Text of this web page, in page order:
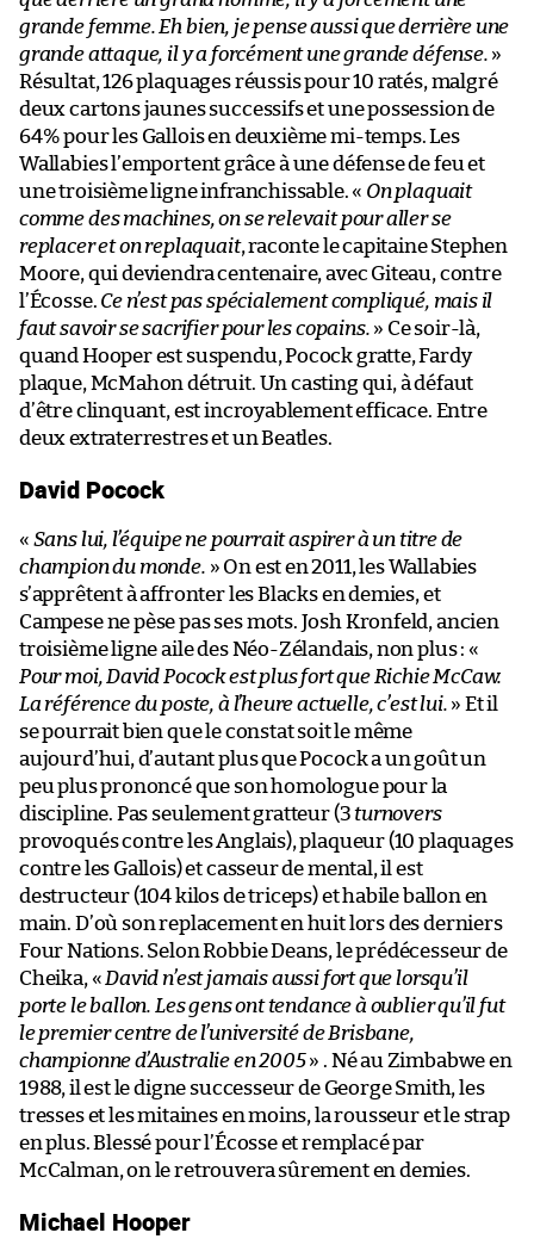
grande femme. Eh bien, je pense aussi que derrière une
grande attaque, il y a forcément une grande défense. »
Résultat, 126 plaquages réussis pour 10 ratés, malgré
deux cartons jaunes successifs et une possession de
64% pour les Gallois en deuxième mi-temps. Les
Wallabies l’emportent grâce à une défense de feu et
une troisième ligne infranchissable. « On plaquait
comme des machines, on se relevait pour aller se
replacer et on replaquait, raconte le capitaine Stephen
Moore, qui deviendra centenaire, avec Giteau, contre
l’Écosse. Ce n’est pas spécialement compliqué, mais il
faut savoir se sacrifier pour les copains. » Ce soir-là,
quand Hooper est suspendu, Pocock gratte, Fardy
plaque, McMahon détruit. Un casting qui, à défaut
d’être clinquant, est incroyablement efficace. Entre
deux extraterrestres et un Beatles.
David Pocock
« Sans lui, l’équipe ne pourrait aspirer à un titre de
champion du monde. » On est en 2011, les Wallabies
s’apprêtent à affronter les Blacks en demies, et
Campese ne pèse pas ses mots. Josh Kronfeld, ancien
troisième ligne aile des Néo-Zélandais, non plus : «
Pour moi, David Pocock est plus fort que Richie McCaw.
La référence du poste, à l’heure actuelle, c’est lui. » Et il
se pourrait bien que le constat soit le même
aujourd’hui, d’autant plus que Pocock a un goût un
peu plus prononcé que son homologue pour la
discipline. Pas seulement gratteur (3turnovers
provoqués contre les Anglais), plaqueur (10 plaquages
contre les Gallois) et casseur de mental, il est
destructeur (104 kilos de triceps) et habile ballon en
main. D’où son replacement en huit lors des derniers
Four Nations. Selon Robbie Deans, le prédécesseur de
Cheika, « David n’est jamais aussi fort que lorsqu’il
porte le ballon. Les gens ont tendance à oublier qu’il fut
le premier centre de l’université de Brisbane,
championne d’Australie en 2005» . Né au Zimbabwe en
1988, il est le digne successeur de George Smith, les
tresses et les mitaines en moins, la rousseur et le strap
en plus. Blessé pour l’Écosse et remplacé par
McCalman, on le retrouvera sûrement en demies.
Michael Hooper